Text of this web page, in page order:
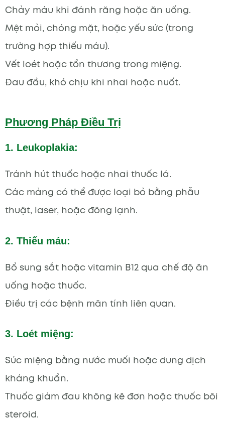
Chảy máu khi đánh răng hoặc ăn uống.
Mệt mỏi, chóng mặt, hoặc yếu sức (trong
trường hợp thiếu máu).
Vết loét hoặc tổn thương trong miệng.
Đau đầu, khó chịu khi nhai hoặc nuốt.
Phương Pháp Điều Trị
1. Leukoplakia:
Tránh hút thuốc hoặc nhai thuốc lá.
Các mảng có thể được loại bỏ bằng phẫu
thuật, laser, hoặc đông lạnh.
2. Thiếu máu:
Bổ sung sắt hoặc vitamin B12 qua chế độ ăn
uống hoặc thuốc.
Điều trị các bệnh mãn tính liên quan.
3. Loét miệng:
Súc miệng bằng nước muối hoặc dung dịch
kháng khuẩn.
Thuốc giảm đau không kê đơn hoặc thuốc bôi
steroid.